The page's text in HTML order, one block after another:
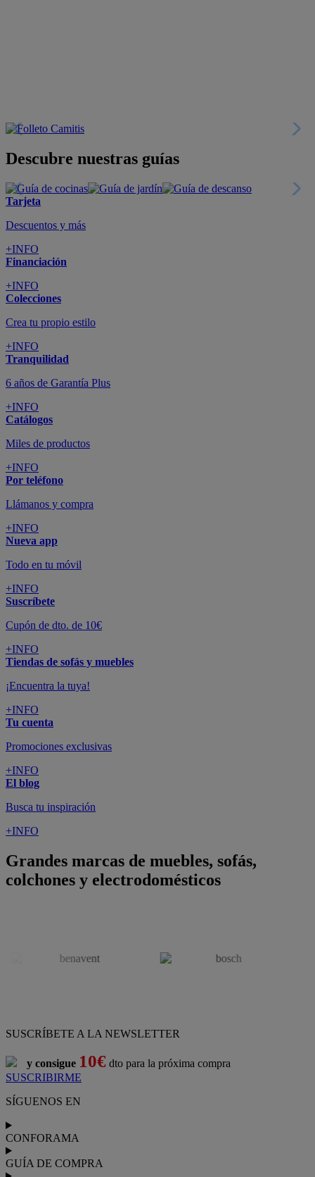
Descubre nuestras guías
Tarjeta
Descuentos y más
+INFO
Financiación
+INFO
Colecciones
Crea tu propio estilo
+INFO
Tranquilidad
6 años de Garantía Plus
+INFO
Catálogos
Miles de productos
+INFO
Por teléfono
Llámanos y compra
+INFO
Nueva app
Todo en tu móvil
+INFO
Suscríbete
Cupón de dto. de 10€
+INFO
Tiendas de sofás y muebles
¡Encuentra la tuya!
+INFO
Tu cuenta
Promociones exclusivas
+INFO
El blog
Busca tu inspiración
+INFO
Grandes marcas de muebles, sofás,
colchones y electrodomésticos
SUSCRÍBETE A LA NEWSLETTER
y consigue 10€ dto para la próxima compra
SUSCRIBIRME
SÍGUENOS EN
CONFORAMA
GUÍA DE COMPRA